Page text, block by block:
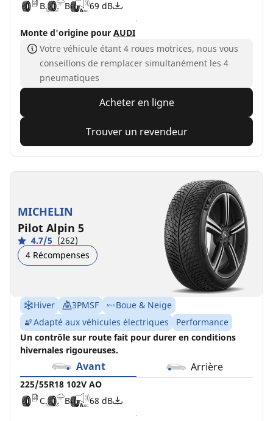
B B 69 dB
Monte d'origine pour AUDI
Votre véhicule étant 4 roues motrices, nous vous
conseillons de remplacer simultanément les 4
pneumatiques
Acheter en ligne
Trouver un revendeur
MICHELIN
Pilot Alpin 5
4.7/5 (262)
4 Récompenses
Hiver 3PMSF
Boue & Neige
Adapté aux véhicules électriques
Performance
Un contrôle sur route fait pour durer en conditions
hivernales rigoureuses.
Avant Arrière
225/55R18 102V AO
C
B 68 dB